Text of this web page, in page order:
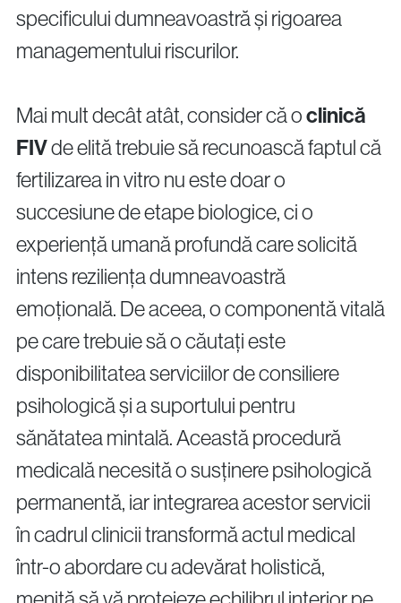
specificului dumneavoastră și rigoarea
managementului riscurilor.
Mai mult decât atât, consider că oclinică
FIVde elită trebuie să recunoască faptul că
fertilizarea in vitro nu este doar o
succesiune de etape biologice, ci o
experiență umană profundă care solicită
intens reziliența dumneavoastră
emoțională. De aceea, o componentă vitală
pe care trebuie să o căutați este
disponibilitatea serviciilor de consiliere
psihologică și a suportului pentru
sănătatea mintală. Această procedură
medicală necesită o susținere psihologică
permanentă, iar integrarea acestor servicii
în cadrul clinicii transformă actul medical
într-o abordare cu adevărat holistică,